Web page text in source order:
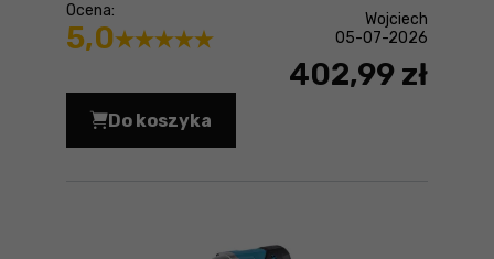
Ocena:
5,0
Wojciech
05-07-2026
402,99 zł
Do koszyka
Wiertarko-wkrętarka Makita